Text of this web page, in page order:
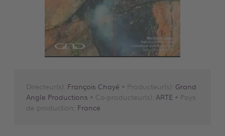
Directeur(s): François Chayé • Producteur(s): Grand
Angle Productions • Co-producteur(s): ARTE • Pays
de production: France